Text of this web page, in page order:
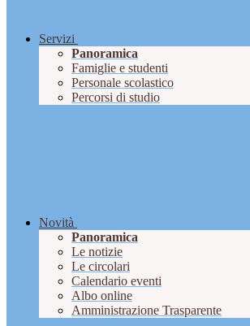
Servizi
Panoramica
Famiglie e studenti
Personale scolastico
Percorsi di studio
Novità
Panoramica
Le notizie
Le circolari
Calendario eventi
Albo online
Amministrazione Trasparente